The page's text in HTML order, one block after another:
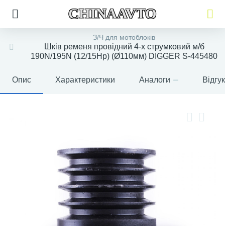
CHINAAVTO
З/Ч для мотоблоків
Шків ременя провідний 4-х струмковий м/б
190N/195N (12/15Hp) (Ø110мм) DIGGER S-445480
Опис Характеристики Аналоги